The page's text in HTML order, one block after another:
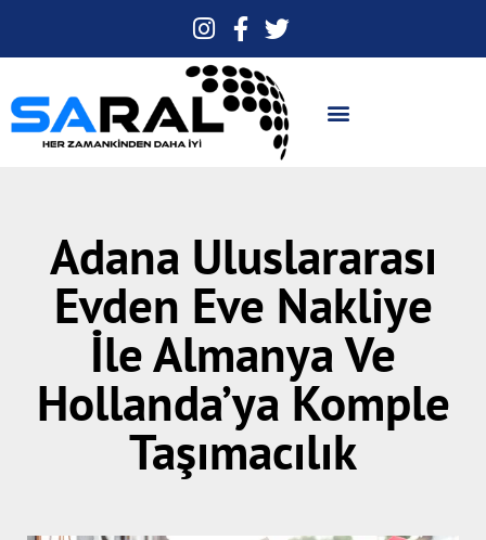
Adana Uluslararası
Evden Eve Nakliye
İle Almanya Ve
Hollanda’ya Komple
Taşımacılık